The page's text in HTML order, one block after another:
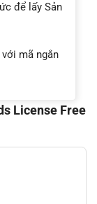
để lấy Sản
mã ngắn
License Free